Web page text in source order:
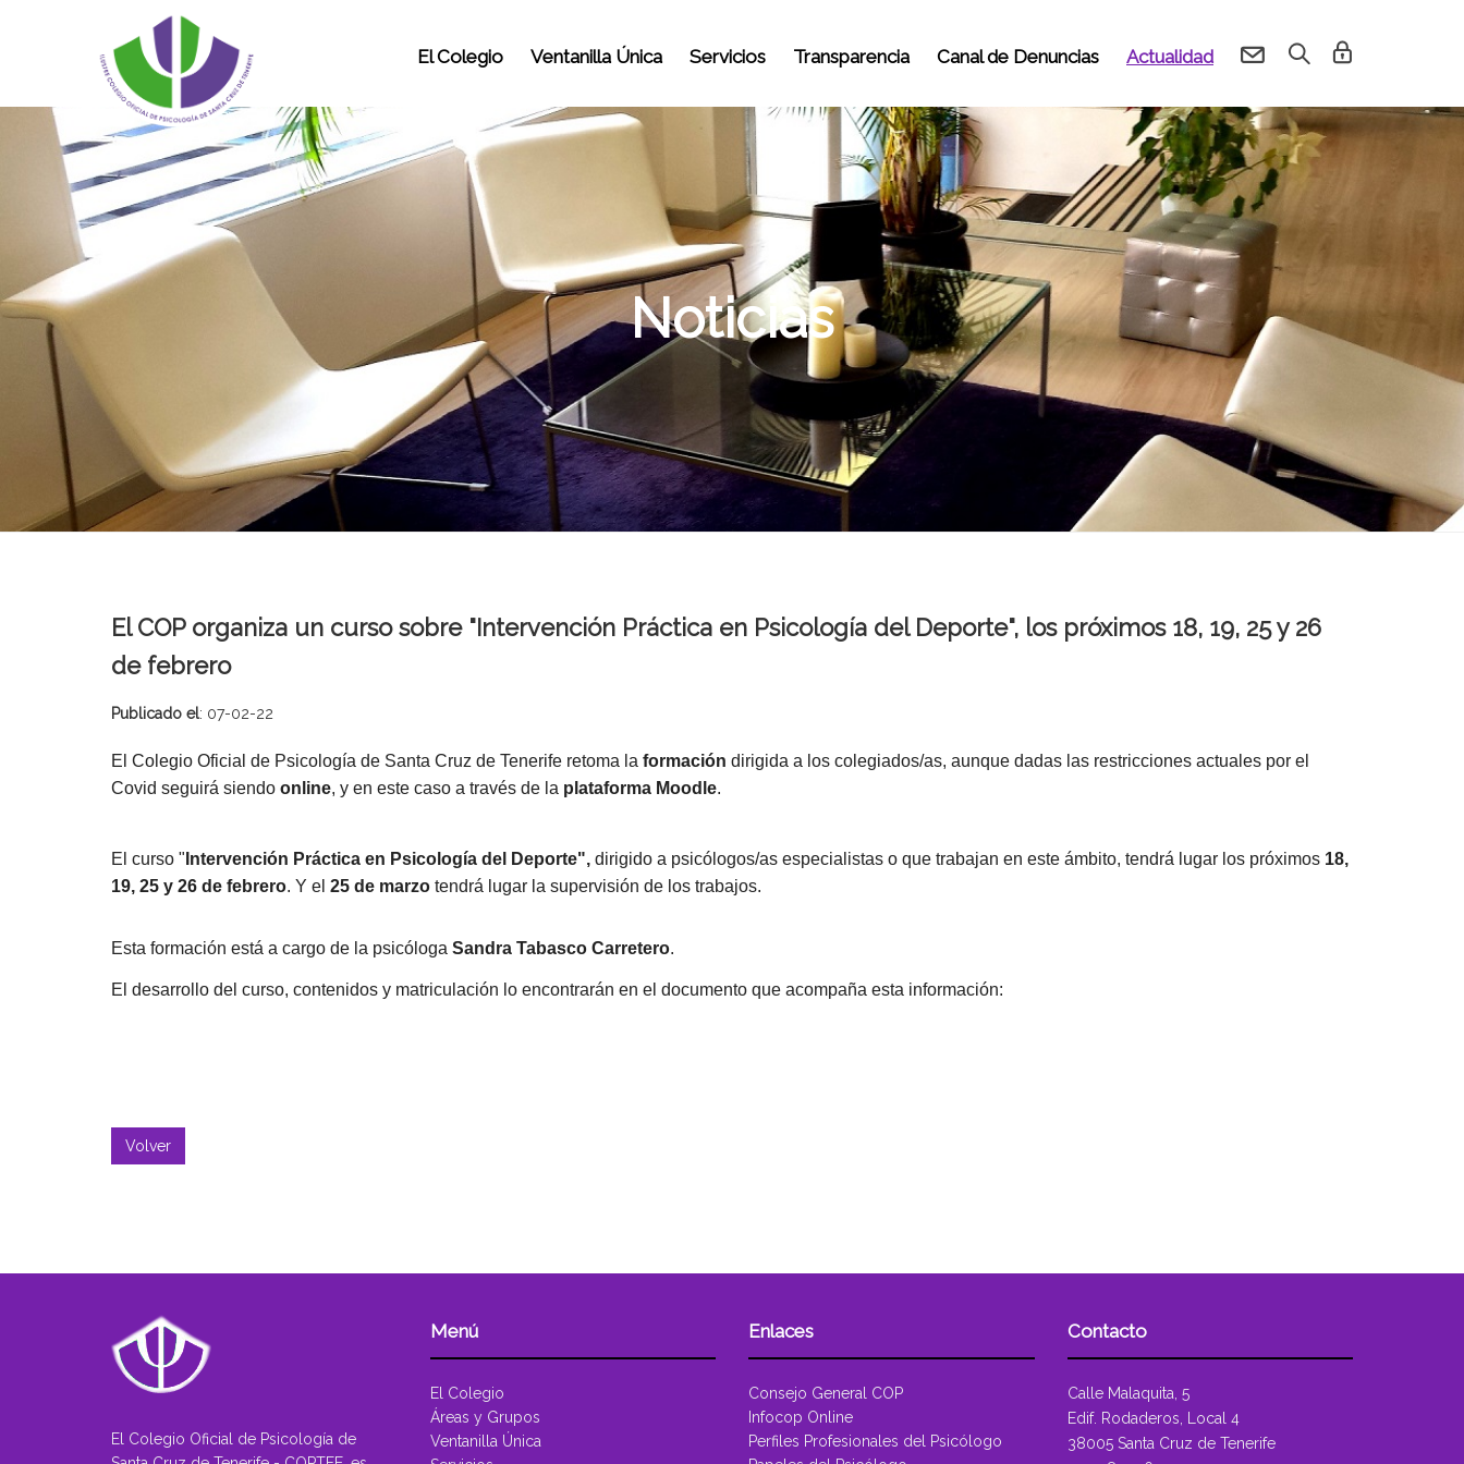
El Colegio Ventanilla Única Servicios Transparencia Canal de Denuncias Actualidad
Noticias
El COP organiza un curso sobre "Intervención Práctica en Psicología del Deporte", los próximos 18, 19, 25 y 26
de febrero
Publicado el: 07-02-22
El Colegio Oficial de Psicología de Santa Cruz de Tenerife retoma la formación dirigida a los colegiados/as, aunque dadas las restricciones actuales por el
Covid seguirá siendo online, y en este caso a través de la plataforma Moodle.
El curso " Intervención Práctica en Psicología del Deporte", dirigido a psicólogos/as especialistas o que trabajan en este ámbito, tendrá lugar los próximos 18,
19, 25 y 26 de febrero. Y el 25 de marzo tendrá lugar la supervisión de los trabajos.
Esta formación está a cargo de la psicóloga Sandra Tabasco Carretero.
El desarrollo del curso, contenidos y matriculación lo encontrarán en el documento que acompaña esta información:
Volver
El Colegio Oficial de Psicología de
Menú
El Colegio
Áreas y Grupos
Ventanilla Única
Enlaces
Consejo General COP
Infocop Online
Perfiles Profesionales del Psicólogo
Contacto
Calle Malaquita, 5
Edif. Rodaderos, Local 4
38005 Santa Cruz de Tenerife